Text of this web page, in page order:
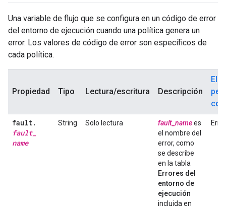
Una variable de flujo que se configura en un código de error
del entorno de ejecución cuando una política genera un
error. Los valores de código de error son específicos de
cada política.
Propiedad Tipo Lectura/escritura Descripción
El
fault.
fault_
name
String Solo lectura fault_namees
el nombre del
error, como
se describe
en la tabla
Errores del
entorno de
ejecución
incluida en
Error